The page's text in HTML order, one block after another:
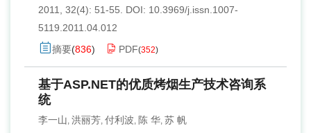
2011, 32(4): 51-55.
DOI: 10.3969/j.issn.1007-
5119.2011.04.012
摘要(836) PDF(352)
基于ASP.NET的优质烤烟生产技术咨询系
统
李一山, 洪丽芳, 付利波, 陈 华, 苏 帆